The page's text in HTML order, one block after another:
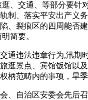
交通、等部分要针对
制、落实平安出产义
、裂痕区的四周能否
简要。
违法违章行为,汛期时
逛景点、宾馆饭馆以
柄范畴内的事项，旱
自治区安委会先后召